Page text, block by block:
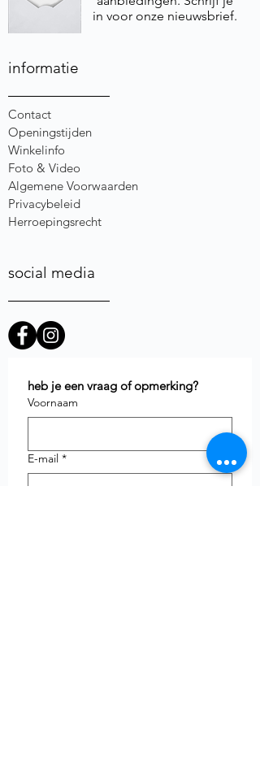
in voor onze nieuwsbrief.
informatie
Contact
Openingstijden
Winkelinfo
Foto & Video
Algemene Voorwaarden
Privacybeleid
Herroepingsrecht
social media
heb je een vraag of opmerking?
Voornaam
E-mail *